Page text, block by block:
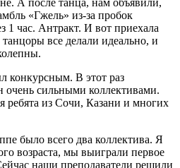
«Гжель» из-за пробок
1 час. Антракт. И вот приехала
все делали идеально, и
конкурсным. В этот раз
очень сильными коллективами.
ребята из Сочи, Казани и многих
было всего два коллектива. Я
возраста, мы выиграли первое
наши преподаватели решили